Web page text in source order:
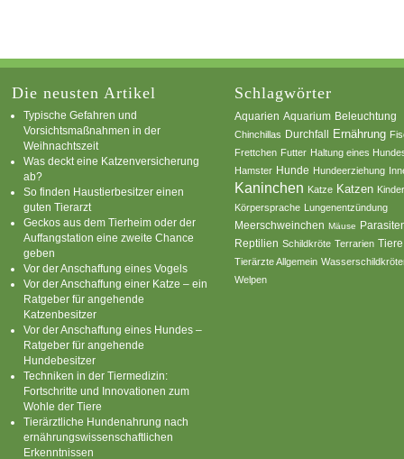
Die neusten Artikel
Typische Gefahren und
Vorsichtsmaßnahmen in der
Weihnachtszeit
Was deckt eine Katzenversicherung
ab?
So finden Haustierbesitzer einen
guten Tierarzt
Geckos aus dem Tierheim oder der
Auffangstation eine zweite Chance
geben
Vor der Anschaffung eines Vogels
Vor der Anschaffung einer Katze – ein
Ratgeber für angehende
Katzenbesitzer
Vor der Anschaffung eines Hundes –
Ratgeber für angehende
Hundebesitzer
Techniken in der Tiermedizin:
Fortschritte und Innovationen zum
Wohle der Tiere
Tierärztliche Hundenahrung nach
ernährungswissenschaftlichen
Erkenntnissen
Schlagwörter
Aquarien Aquarium Beleuchtung
Chinchillas Durchfall Ernährung
Frettchen Futter Haltung eines
Hamster Hunde Hundeerziehung
Kaninchen Katze Katzen
Körpersprache Lungenentzündung
Meerschweinchen Mäuse
Reptilien Schildkröte Terrarien Tiere
Tierärzte Allgemein
Welpen